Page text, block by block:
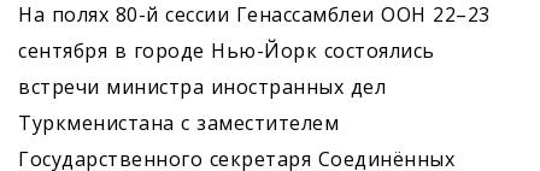
На полях 80-й сессии Генассамблеи ООН 22–23
сентября в городе Нью-Йорк состоя­лись
встречи министра иностранных дел
Туркменистана с заместителем
Государственного секретаря Соединённых